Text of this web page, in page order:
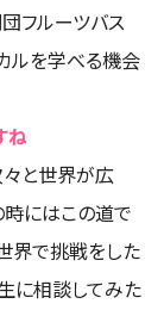
フルーツバス
ルを学べる機会
ね
々と世界が広
時にはこの道で
界で挑戦をした
に相談してみた